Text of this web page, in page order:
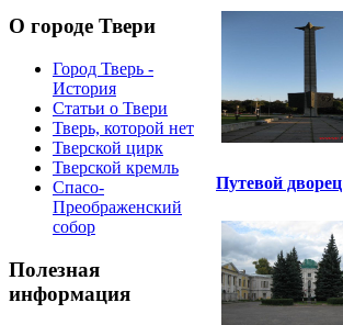
О городе Твери
Город Тверь -
История
Статьи о Твери
Тверь, которой нет
Тверской цирк
Тверской кремль
Спасо-
Преображенский
собор
Полезная
информация
Путевой дворец